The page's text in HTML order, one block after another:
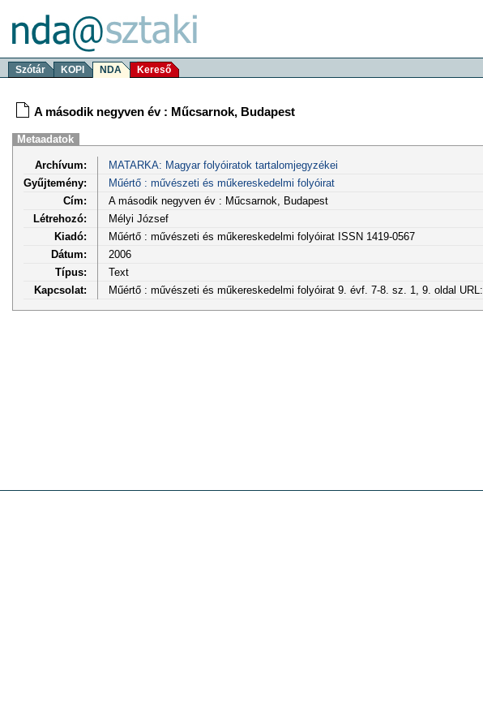
Szótár KOPI NDA Kereső
A második negyven év : Műcsarnok, Budapest
Metaadatok
Archívum:
MATARKA: Magyar folyóiratok tartalomjegyzékei
Gyűjtemény:
Műértő : művészeti és műkereskedelmi folyóirat
Cím:
A második negyven év : Műcsarnok, Budapest
Létrehozó:
Mélyi József
Kiadó:
Műértő : művészeti és műkereskedelmi folyóirat ISSN 1419-0567
Dátum:
2006
Típus:
Text
Kapcsolat:
Műértő : művészeti és műkereskedelmi folyóirat 9. évf. 7-8. sz. 1, 9. oldal URL: